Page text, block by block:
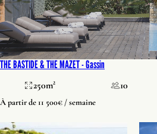
THE BASTIDE & THE MAZET -Gassin
250m² 10
À partir de 11 500€ / semaine